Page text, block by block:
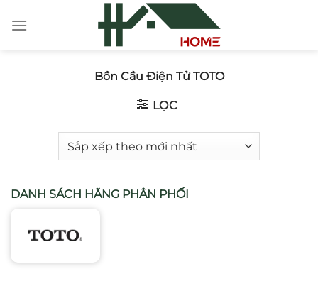
đến
Bồn Cầu Điện Tử TOTO
LỌC
DANH SÁCH HÃNG PHÂN PHỐI